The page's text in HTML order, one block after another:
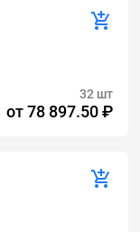
32 шт
от78 897.50 ₽